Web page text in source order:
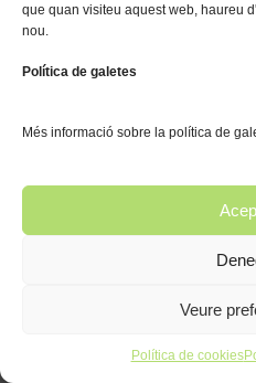
que quan visiteu aquest web, haureu
nou.
Política de galetes
Més informació sobre la política de
Veure
Política de cookies